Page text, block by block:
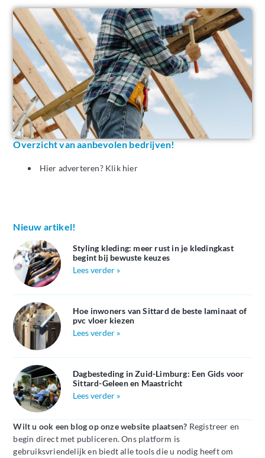
Overzicht van aanbevolen bedrijven!
Hier adverteren? Klik hier
Nieuw artikel!
Styling kleding: meer rust in je kledingkast
begint bij bewuste keuzes
Lees verder »
Hoe inwoners van Sittard de beste laminaat of
pvc vloer kiezen
Lees verder »
Dagbesteding in Zuid-Limburg: Een Gids voor
Sittard-Geleen en Maastricht
Lees verder »
Wilt u ook een blog op onze website plaatsen? Registreer en
begin direct met publiceren. Ons platform is
gebruiksvriendelijk en biedt alle tools die u nodig heeft om